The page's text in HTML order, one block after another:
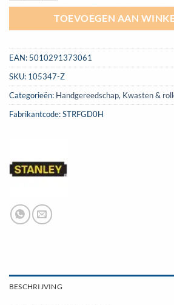
TOEVOEGEN AAN
EAN: 5010291373061
SKU: 105347-Z
Categorieën: Handgereedschap, Kwasten &
Fabrikantcode: STRFGD0H
BESCHRIJVING